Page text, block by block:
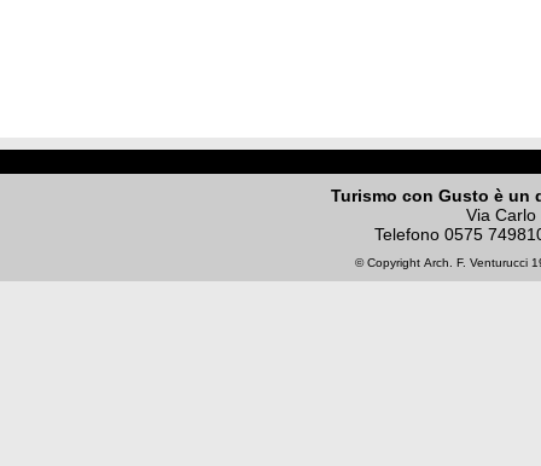
Turismo con Gusto è un
Via
Telefono 0575
© Copyright Arch. F. Venturucci